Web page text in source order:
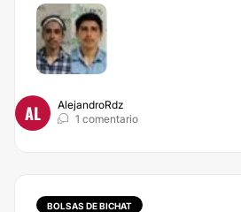
AL
AlejandroRdz
1 comentario
BOLSAS DE BICHAT